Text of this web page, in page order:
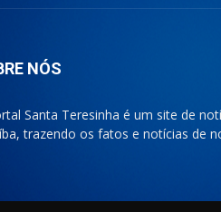
NÓS
Santa Teresinha é um site de
trazendo os fatos e notícias de